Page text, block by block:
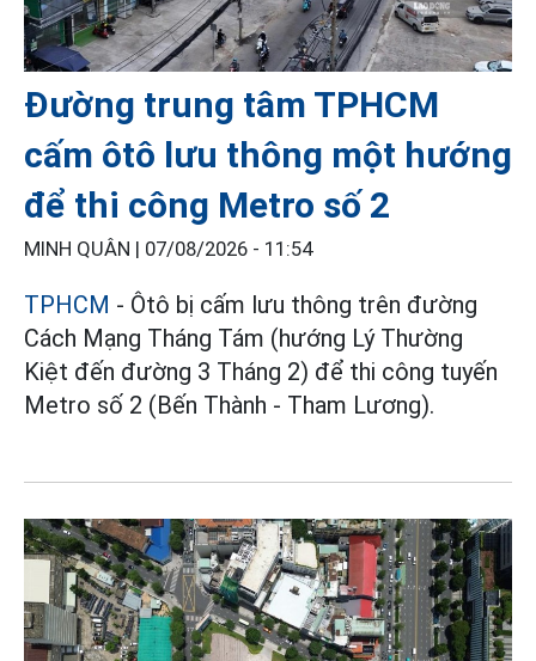
Đường trung tâm TPHCM
cấm ôtô lưu thông một hướng
để thi công Metro số 2
MINH QUÂN | 07/08/2026 - 11:54
TPHCM - Ôtô bị cấm lưu thông trên đường
Cách Mạng Tháng Tám (hướng Lý Thường
Kiệt đến đường 3 Tháng 2) để thi công tuyến
Metro số 2 (Bến Thành - Tham Lương).